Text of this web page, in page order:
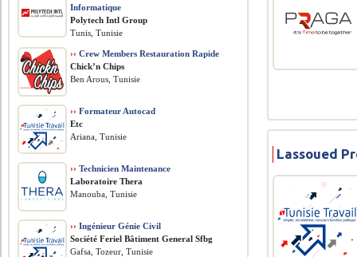
Lassoued
Informatique
Polytech Intl Group
Tunis, Tunisie
›› Crew Members Restauration Rapide
Chick’n Chips
Ben Arous, Tunisie
›› Formateur Autocad
Etc
Ariana, Tunisie
›› Technicien Maintenance
Laboratoire Thera
Manouba, Tunisie
›› Ingénieur Génie Civil
Société Feriel Bâtiment General Sfbg
Gafsa, Tozeur, Tunisie